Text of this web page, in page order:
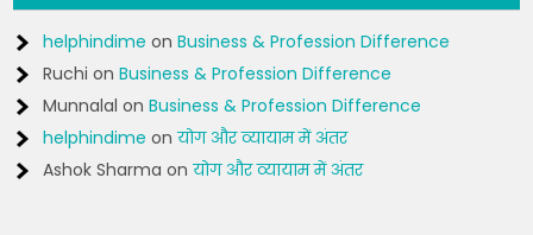
helphindime onBusiness & Profession Difference
Ruchi onBusiness & Profession Difference
Munnalal onBusiness & Profession Difference
helphindime onयोग और व्यायाम में अंतर
Ashok Sharma onयोग और व्यायाम में अंतर